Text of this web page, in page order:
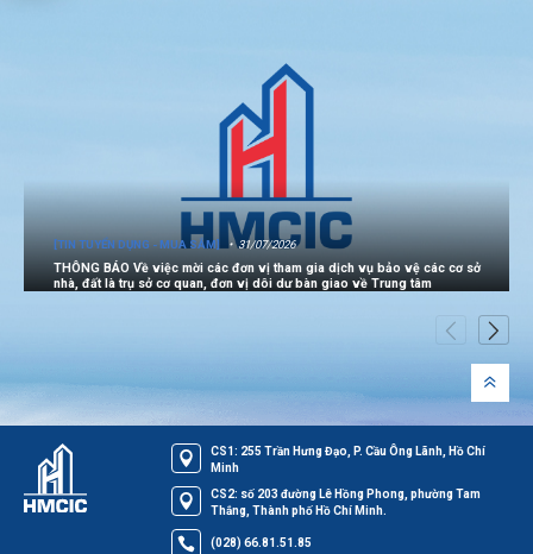
[TIN TUYỂN DỤNG - MUA SẮM] 31/07/2026
THÔNG BÁO Về việc mời các đơn vị tham gia dịch vụ bảo vệ các cơ sở
nhà, đất là trụ sở cơ quan, đơn vị dôi dư bàn giao về Trung tâm
CS1: 255 Trần Hưng Đạo, P. Cầu Ông Lãnh, Hồ Chí
Minh
CS2: số 203 đường Lê Hồng Phong, phường Tam
Thắng, Thành phố Hồ Chí Minh.
(028) 66.81.51.85